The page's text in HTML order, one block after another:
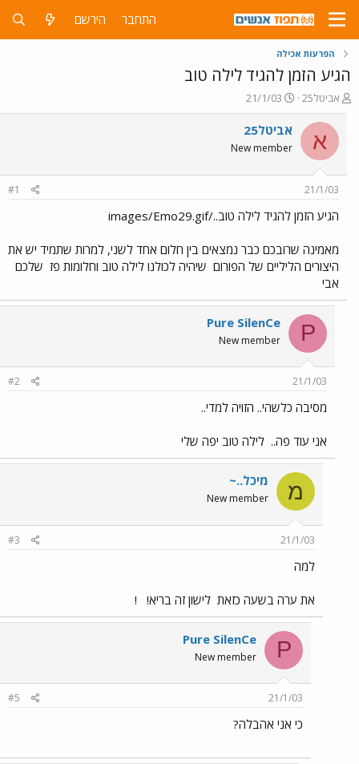
התחבר הירשם
הפרעות אכילה
הגיע הזמן להגיד לילה טוב
פ
ו
ת
ח
ה
ש
א
אביטל25
פ
ו
ר
ס
ם
ר
21/1/03
א אביטל25
New member
21/1/03
#1
הגיע הזמן להגיד לילה טוב../images/Emo29.gif
מאמינה שרובכם כבר נמצאים בין חלום אחד לשני, למרות שתמיד יש את
היצורים הליליים של הפורום שיהיה לכולנו לילה טוב וחלומות פז שלכם
אבי
P
Pure SilenCe
New member
21/1/03
#2
מסיבה כלשהי.. הזויה למדי..
אני עוד פה.. לילה טוב יפה שלי
מ מיכל..~
New member
21/1/03
#3
למה
את ערה בשעה כזאת לישון זה בריא! !
P
Pure SilenCe
New member
21/1/03
#5
כי אני אהבלה?